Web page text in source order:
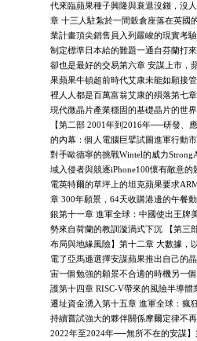
代來臨蘋果種子興隆與衰退沒錢，沒
章 十三人駐紮於一間穀倉座落在英國
業計畫頂尖銷售員入列嚴峻的現實考
制定標準日本給的難題一通自芬蘭打
卻也是最好的交易第六章 安謀上市，
果蘋果牛頓超前時代艾康未能如願接
裡人人都是百萬富翁艾康的殞落第七
現代微晶片產業穩固的基礎晶片的世
【第二部 2001年到2016年──研發、
的內幕：個人電腦巨擘試圖進軍行動
對手歐德寧的挑戰Wintel的威力
域入侵者與競逐iPhone100懷有敵意
電英特爾的草坪上的坦克蘋果要求
章 300年願景，64天收購港邊的午餐
銀第十一章 進軍全球：中國使出王牌
勢來自荷蘭的教訓漩渦式下沉 【第三
布局與地緣風險】第十二章 大數據，
電了亞馬遜選擇安謀蘋果推出自己的
宙一個勉強的願景不合適的時機另一
護第十四章 RISC-V帶來的風險半導
遷址資金湧入第十五章 進軍全球：瘋
持續嘗試強大的夥伴關係摩爾定律不
2022年至2024年──無所不在的安謀